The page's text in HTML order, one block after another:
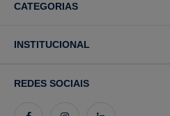
CATEGORIAS
INSTITUCIONAL
REDES SOCIAIS